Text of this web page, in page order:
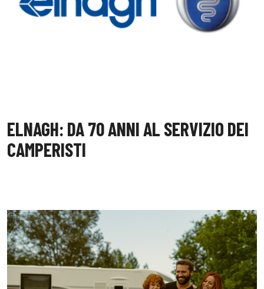
ELNAGH: DA 70 ANNI AL SERVIZIO DEI
CAMPERISTI